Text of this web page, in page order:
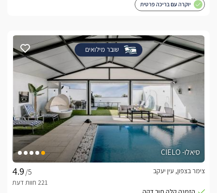
יוקרה עם בריכה פרטית
שובר מילואים
סיאלו- CIELO
/5
צימר בצפון, עין יעקב